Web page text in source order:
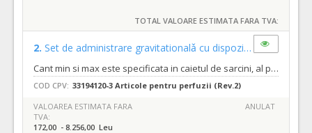
TOTAL VALOARE ESTIMATA FARA TVA:
2. Set de administrare gravitationalǎ cu dispozitiv de reglare a debitului
Cant min si max este specificata in caietul de sarcini, al prezentei documentatii.
COD CPV: 33194120-3 Articole pentru perfuzii (Rev.2)
VALOAREA ESTIMATA FARA
TVA:
172,00 - 8.256,00 Leu
ANULAT